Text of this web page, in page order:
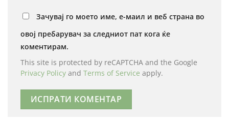
Зачувај го моето име, е-маил и веб страна во
овој пребарувач за следниот пат кога ќе
коментирам.
This site is protected by reCAPTCHA and the Google
Privacy Policy and Terms of Service apply.